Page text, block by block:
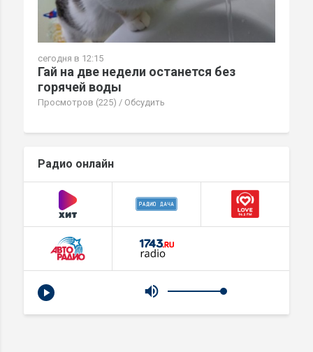
сегодня в 12:15
Гай на две недели останется без
горячей воды
Просмотров (225) / Обсудить
Радио онлайн